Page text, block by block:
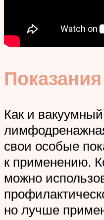
Показания
Как и
свои особые
к применению.
можно
но лучше